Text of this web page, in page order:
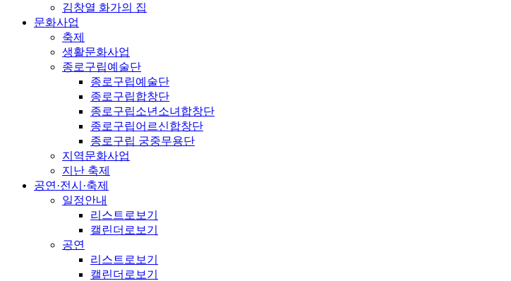
김창열 화가의 집
문화사업
축제
생활문화사업
종로구립예술단
종로구립예술단
종로구립합창단
종로구립소년소녀합창단
종로구립어르신합창단
종로구립 궁중무용단
지역문화사업
지난 축제
공연·전시·축제
일정안내
리스트로보기
캘린더로보기
공연
리스트로보기
캘린더로보기